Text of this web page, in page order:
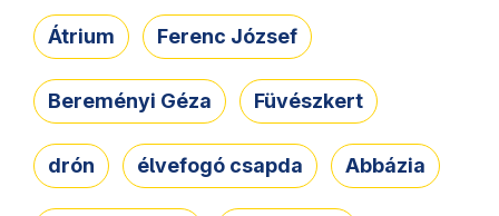
Átrium Ferenc József
Bereményi Géza Füvészkert
drón élvefogó csapda Abbázia